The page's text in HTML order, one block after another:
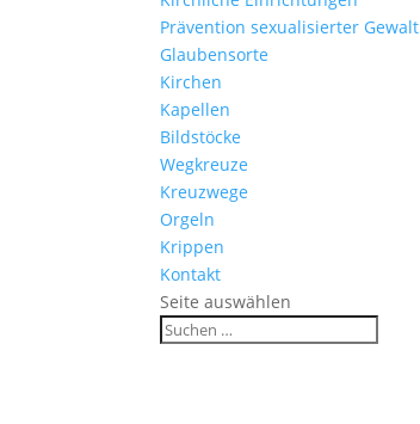
Präven­tion sexua­li­sierter Gewalt
Glau­ben­s­orte
Kirchen
Kapellen
Bild­stöcke
Wegkreuze
Kreuz­wege
Orgeln
Krippen
Kontakt
Seite auswählen